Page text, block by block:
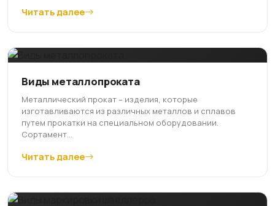
Читать далее
Виды металлопроката
Металлический прокат – изделия, которые
изготавливаются из различных металлов и сплавов
путем прокатки на специальном оборудовании.
Сортамент...
Читать далее